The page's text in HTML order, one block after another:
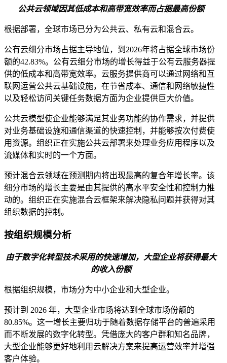
公共云领域因其低成本和高带宽效率而占据最高份额
根据部署，全球市场已分为公共云、私有云和混合云。
公有云细分市场占据主导地位，到2026年将占据全球市场份
额的42.83%。公有云细分市场的增长得益于公有云服务器提
供的低成本和高带宽效率。云服务提供商可以通过网络和互
联网运营公共云基础设施，在节省成本、通信和网络敏捷性
以及轻松访问关键任务数据方面为企业提供巨大价值。
公共云模型使企业能够满足其业务功能的协作需求，并提供
对业务基础设施和通信渠道的快速控制，并能够按次付费使
用资源。组织正在实施公共云部署来处理业务应用程序以及
流媒体和实时的一个方面。
预计混合云领域在预测期内将出现最高的复合年增长率。该
细分市场的增长主要是由其提供的高水平安全性和控制力推
动的。组织正在实施混合云框架来解决隐私问题并获得对其
组织数据的控制。
按组织规模分析
由于数字化转型技术采用的快速增加，大型企业将获得最大
的收入份额
根据组织规模，市场分为中小企业和大型企业。
预计到 2026 年，大型企业市场将达到全球市场份额的
80.85%。这一增长主要归功于随着数据存储平台的普遍采用
而不断发展的数字化转型。凭借庞大的客户群和知名品牌，
大型企业能够更好地利用云解决方案来提高运营效率并增强
客户体验。